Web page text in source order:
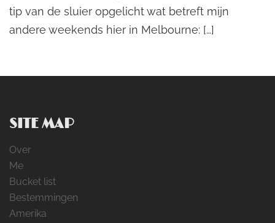
tip van de sluier opgelicht wat betreft mijn
andere weekends hier in Melbourne: […]
SITE MAP
Over
Me
Bucket list
Bestemmingen
Amerika